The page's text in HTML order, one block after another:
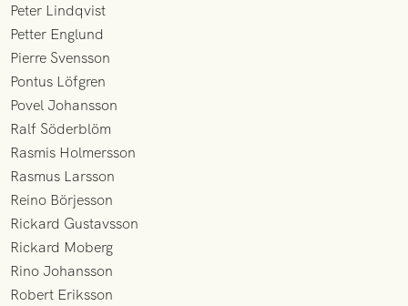
Peter Lindqvist
Petter Englund
Pierre Svensson
Pontus Löfgren
Povel Johansson
Ralf Söderblöm
Rasmis Holmersson
Rasmus Larsson
Reino Börjesson
Rickard Gustavsson
Rickard Moberg
Rino Johansson
Robert Eriksson